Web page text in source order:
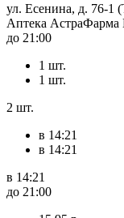
ул. Есенина, д. 76-1
Аптека
до 21:00
1 шт.
1 шт.
2 шт.
в 14:21
в 14:21
в 14:21
до 21:00